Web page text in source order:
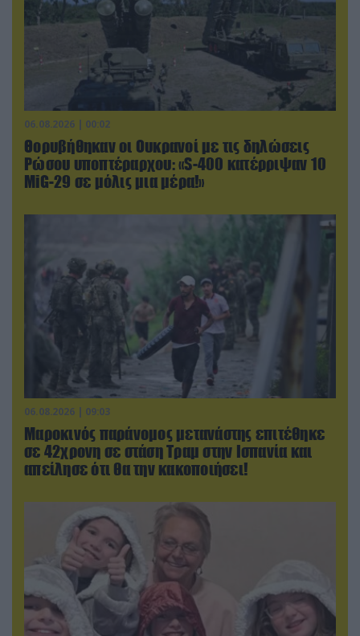
06.08.2026 | 00:02
Θορυβήθηκαν οι Ουκρανοί με τις δηλώσεις
Ρώσου υποπτέραρχου: «S-400 κατέρριψαν 10
MiG-29 σε μόλις μια μέρα!»
06.08.2026 | 09:03
Μαροκινός παράνομος μετανάστης επιτέθηκε
σε 42χρονη σε στάση Τραμ στην Ισπανία και
απείλησε ότι θα την κακοποιήσει!